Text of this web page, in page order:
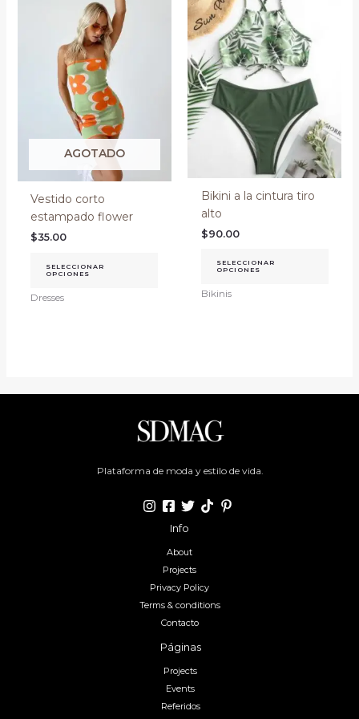
AGOTADO
Vestido corto
estampado flower
$35.00
SELECCIONAR
OPCIONES
múltiples
variantes.
opciones
pueden
elegir
la
producto
Dresses
Bikini a la cintura tiro
alto
$90.00
SELECCIONAR
OPCIONES
elegir
en
la
Bikinis
Plataforma de moda y estilo de vida.
Info
About
Projects
Privacy Policy
Terms & conditions
Contacto
Páginas
Projects
Events
Referidos